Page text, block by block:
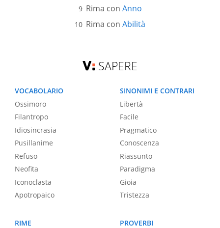
Rima con Anno
Rima con Abilità
SAPERE
VOCABOLARIO
Ossimoro
Filantropo
Idiosincrasia
Pusillanime
Refuso
Neofita
Iconoclasta
Apotropaico
SINONIMI E CONTRARI
Libertà
Facile
Pragmatico
Conoscenza
Riassunto
Paradigma
Gioia
Tristezza
RIME
PROVERBI